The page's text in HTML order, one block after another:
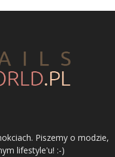
Piszemy o modzie,
lifestyle'u! :-)